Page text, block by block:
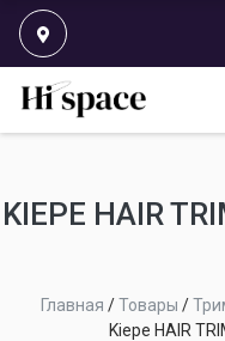
KIEPE HAIR
Главная /Товары /
Kiepe HAIR